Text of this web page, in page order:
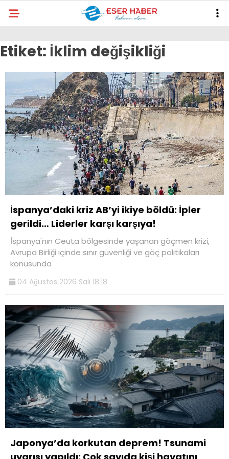
WhatsApp
İhbar Hattı
Facebook
GALERİ VİDEO YAZARLAR
EKONOMI
POLITIKA
DÜNYA
MAGAZIN
SAĞLIK
RESMI İLANLAR
SERVISLER
Etiket: İklim değişikliği
İspanya’daki kriz AB’yi ikiye böldü: İpler
gerildi… Liderler karşı karşıya!
İspanya'nın Ceuta bölgesinde yaşanan göçmen krizi,
Avrupa Birliği içinde sınır güvenliği ve göç politikaları
konusunda
04 Ağustos 2026 Salı 18:18
Japonya’da korkutan deprem! Tsunami